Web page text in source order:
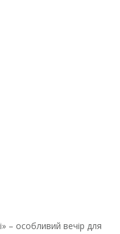
– особливий вечір для